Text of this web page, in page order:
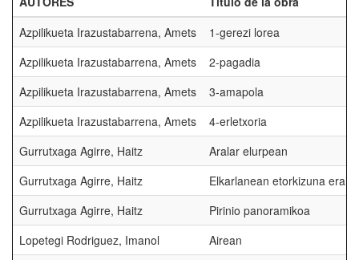
Azpilikueta Irazustabarrena, Amets
1-gerezi lorea
Azpilikueta Irazustabarrena, Amets
2-pagadia
Azpilikueta Irazustabarrena, Amets
3-amapola
Azpilikueta Irazustabarrena, Amets
4-erletxoria
Gurrutxaga Agirre, Haitz
Aralar elurpean
Gurrutxaga Agirre, Haitz
Elkarlanean etorkizuna
Gurrutxaga Agirre, Haitz
Pirinio panoramikoa
Lopetegi Rodriguez, Imanol
Airean